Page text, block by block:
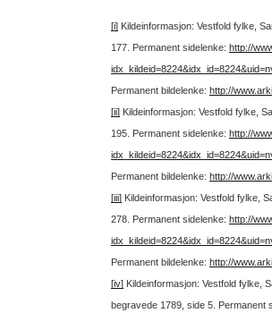
[i]Kildeinformasjon: Vestfold fylke,
177. Permanent sidelenke: http://
Permanent bildelenke: http://
[ii]Kildeinformasjon: Vestfold fylke,
195. Permanent sidelenke: http://
Permanent bildelenke: http://
[iii]Kildeinformasjon: Vestfold fylke,
278. Permanent sidelenke: http://
Permanent bildelenke: http://
[iv]Kildeinformasjon: Vestfold fylke,
begravede 1789, side 5. Permanent